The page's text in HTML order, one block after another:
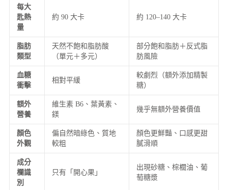
每大
匙熱
量
約 90 大卡 約 120–140 大卡
脂肪
類型
天然不飽和脂肪酸
（單元＋多元）
部分飽和脂肪＋反式脂
肪風險
血糖
衝擊
相對平緩
較劇烈（額外添加精製
糖）
額外
營養
維生素 B6、葉黃素、
鎂
幾乎無額外營養價值
顏色
外觀
偏自然暗綠色、質地
較粗
顏色更鮮豔、口感更甜
膩滑順
成分
欄識
別
只有「開心果」
出現砂糖、棕櫚油、葡
萄糖漿